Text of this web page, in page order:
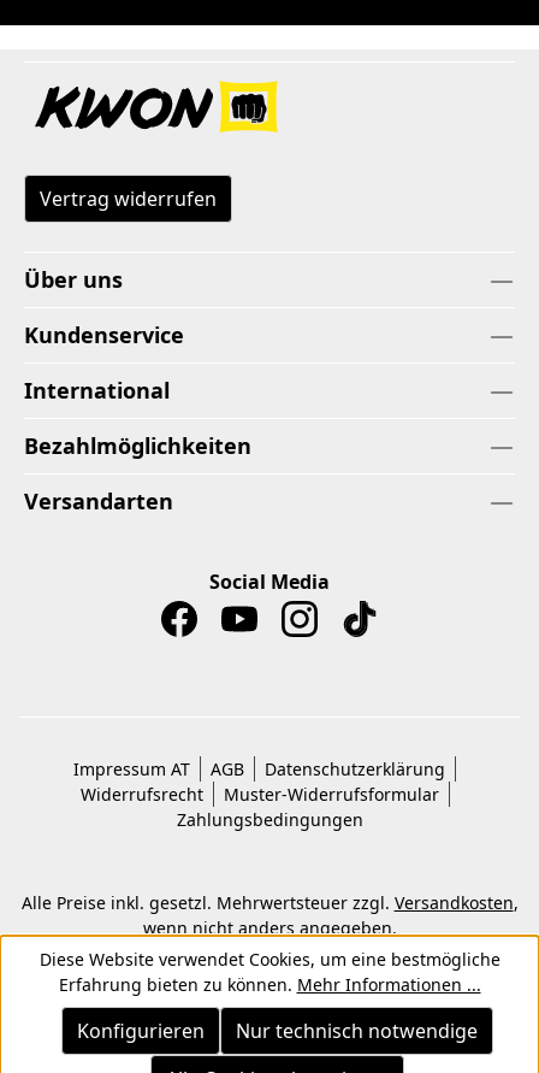
Vertrag widerrufen
Über uns
Kundenservice
International
Bezahlmöglichkeiten
Versandarten
Social Media
Impressum AT AGB
Datenschutzerklärung
Widerrufsrecht
Muster-Widerrufsformular
Zahlungsbedingungen
Alle Preise inkl. gesetzl. Mehrwertsteuer zzgl. Versandkosten,
wenn nicht anders angegeben.
© 2026 Copyright © Kwon KG. Alle Rechte vorbehalten.
Diese Website verwendet Cookies, um eine bestmögliche
Erfahrung bieten zu können. Mehr Informationen ...
Nur technisch notwendige
Konfigurieren